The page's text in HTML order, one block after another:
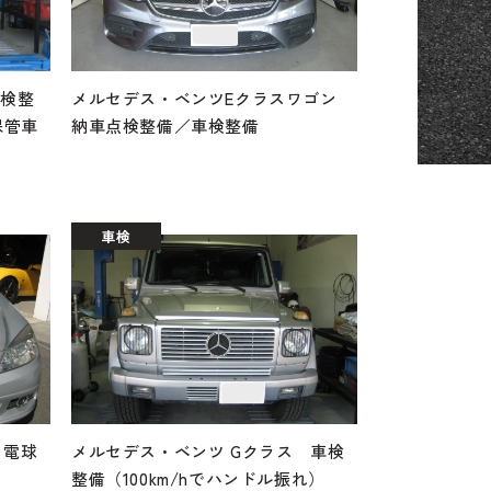
整
車
メルセデス・ベンツEクラスワゴン
納車点検整備／車検整備
球
メルセデス・ベンツ Gクラス 車検
整備（100km/hでハンドル振れ）
車検